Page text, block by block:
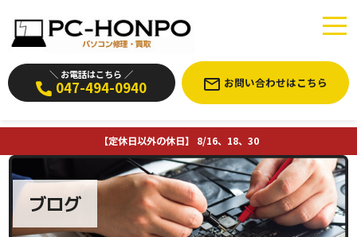
＼ お電話はこちら ／
047-494-0940 お問い合わせはこちら
【定休日以外の休日】 8/16、18、30
ブログ